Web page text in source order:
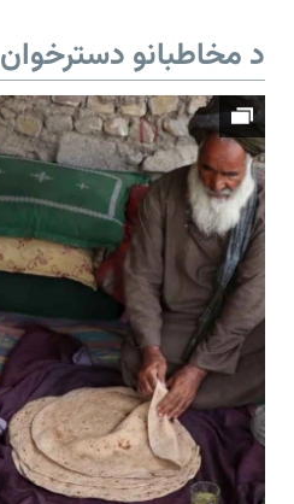
د مخاطبانو دسترخوان